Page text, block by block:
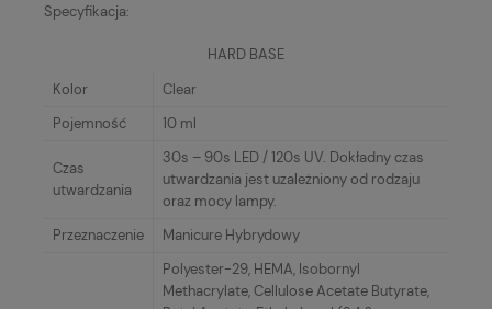
Specyfikacja:
HARD BASE
Kolor
Clear
Pojemność
10 ml
Czas
utwardzania
30s – 90s LED / 120s UV. Dokładny czas
utwardzania jest uzależniony od rodzaju
oraz mocy lampy.
Przeznaczenie
Manicure Hybrydowy
Polyester-29, HEMA, Isobornyl
Methacrylate, Cellulose Acetate Butyrate,